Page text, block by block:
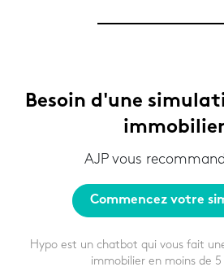
Besoin d'une
AJP vous
Commencez votre
Hypo est un chatbot qui vous fait
immobilier en moins de 5